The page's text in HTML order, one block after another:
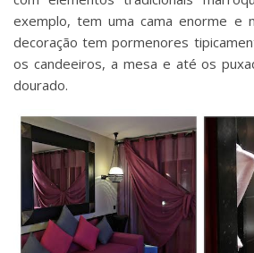
exemplo, tem uma cama enorme e
decoração tem pormenores
os candeeiros, a mesa e até os
dourado.